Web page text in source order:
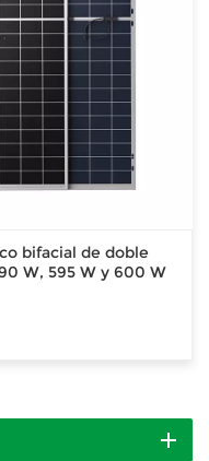
bifacial de doble
W, 595 W y 600 W